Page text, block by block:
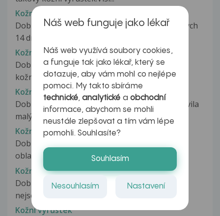
Kožní výrůstek
Dobrý den, chtěla bych se zeptat. Během necelých
14 dní narostla tahle boule...
Kožní vyrůstek
Dobrý den, v podpaží se mi udělaly jakési malé
kožní vyrůstky velikosti jen...
Kožní výrůstek
Dobrý den, je to už několik týdnů, co jsem objevila
malý růžový pupínek u...
Kožní výrůstek
Dobrý den, před 6 lety se mi udělal výrůstek v
oblasti ucha moje kožní lékařka...
Kožní výrůstek
Dobrý den, již před nějakou dobou (bohužel
nejsem schopná přesně časově...
Kožní výrůstek
Náš web funguje jako lékař
Náš web využívá soubory cookies,
a funguje tak jako lékař, který se
dotazuje, aby vám mohl co nejlépe
pomoci. My takto sbíráme
technické,analytické a obchodní
informace, abychom se mohli
neustále zlepšovat a tím vám lépe
pomohli. Souhlasíte?
Souhlasím
Nesouhlasím Nastavení